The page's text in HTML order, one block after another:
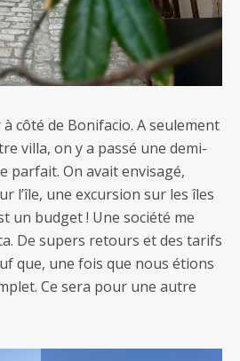
côté de Bonifacio. A seulement
villa, on y a passé une demi-
parfait. On avait envisagé,
l’île, une excursion sur les îles
un budget ! Une société me
De supers retours et des tarifs
que, une fois que nous étions
Ce sera pour une autre